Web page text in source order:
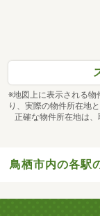
※地図上に表示される物
り、実際の物件所在地
正確な物件所在地は、
鳥栖市内の各駅